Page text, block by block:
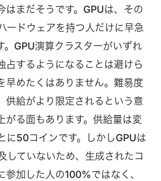
はまだそうです。GPUは、その
ードウェアを持つ人だけに早急
。GPU演算クラスターがいずれ
占するようになることは避けら
早めたくはありません。難易度
供給がより限定されるという意
がる面もあります。供給量は変
に50コインです。しかしGPUは
していないため、生成されたコ
参加した人の100%ではなく、